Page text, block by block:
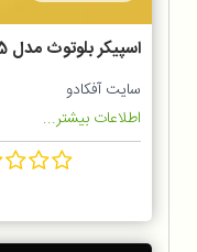
اسپیکر بلوتوث مدل T&G TG515
سایت آفکادو
اطلاعات بیشتر...